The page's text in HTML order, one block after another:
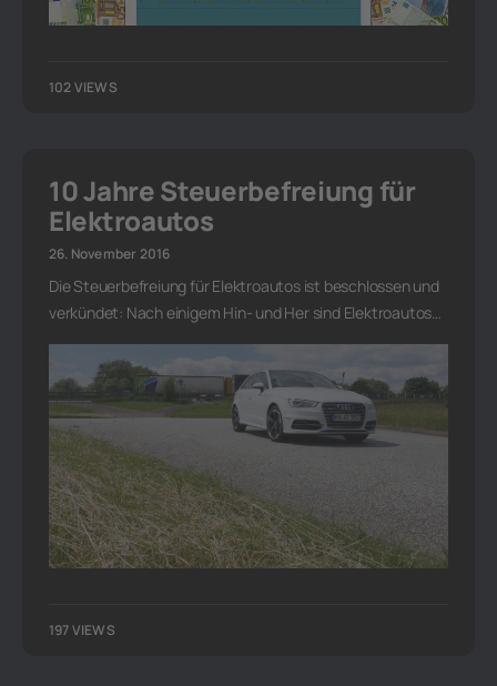
102 VIEWS
10 Jahre Steuerbefreiung für
Elektroautos
26. November 2016
Die Steuerbefreiung für Elektroautos ist beschlossen und
verkündet: Nach einigem Hin- und Her sind Elektroautos…
197 VIEWS